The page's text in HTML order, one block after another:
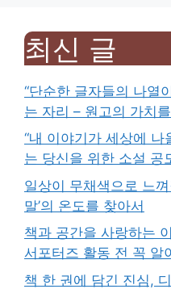
최신 글
“단순한 글자들의 나열
는 자리 – 원고의 가치
“내 이야기가 세상에 나
는 당신을 위한 소설 공
일상이 무채색으로 느
말’의 온도를 찾아서
책과 공간을 사랑하는
서포터즈 활동 전 꼭 알
책 한 권에 담긴 진심,